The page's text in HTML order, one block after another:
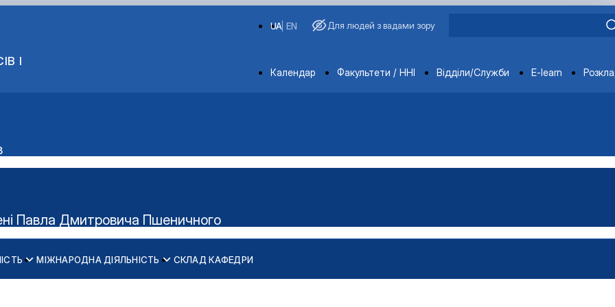
І
EN
UA Для людей з вадами зору
Departments
Календар Факультети / ННІ Відділи/Служби E-learn
Павла Дмитровича Пшеничного
МІЖНАРОДНА ДІЯЛЬНІСТЬ СКЛАД КАФЕДРИ